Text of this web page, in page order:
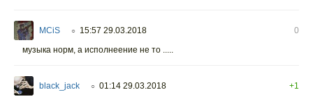
MCiS ○ 15:57 29.03.2018
0
музыка норм, а исполнеение не то .....
black_jack ○ 01:14 29.03.2018
+1